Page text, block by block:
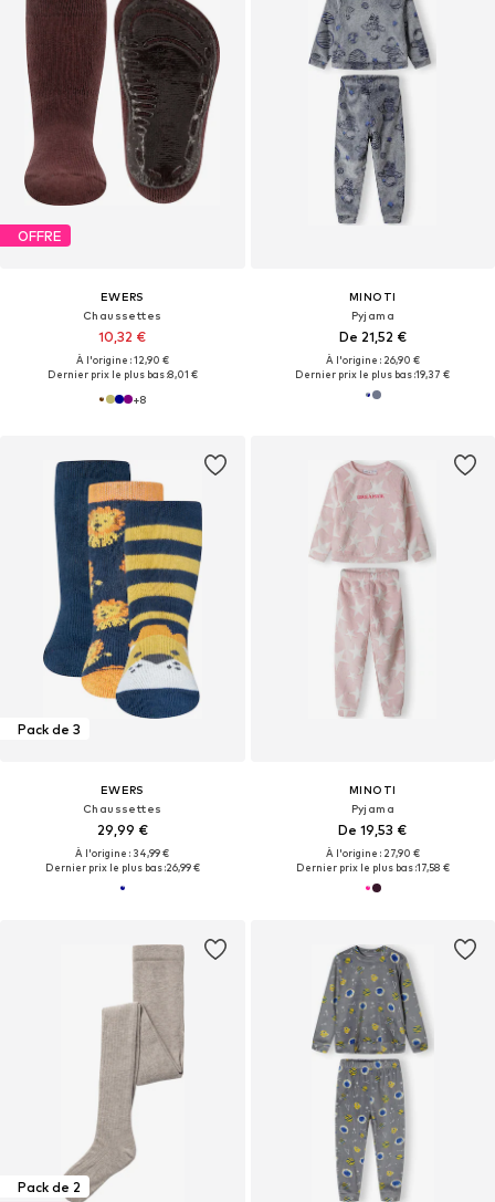
OFFRE
EWERS
Chaussettes
10,32 €
À l'origine : 12,90 €
Dernier prix le plus bas :8,01 €
+8
MINOTI
Pyjama
De 21,52 €
À l'origine : 26,90 €
Dernier prix le plus bas :19,37 €
Pack de 3
EWERS
Chaussettes
29,99 €
À l'origine : 34,99 €
Dernier prix le plus bas :26,99 €
MINOTI
Pyjama
De 19,53 €
À l'origine : 27,90 €
Dernier prix le plus bas :17,58 €
Pack de 2